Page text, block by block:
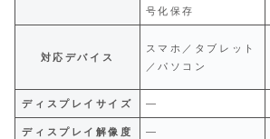
号化保存
対応デバイス
スマホ／タブレット
／パソコン
ディスプレイサイズ ―
ディスプレイ解像度 ―